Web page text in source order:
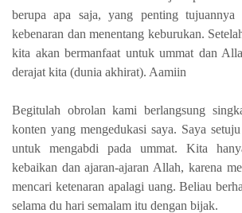
berupa apa saja, yang penting tujuannya
kebenaran dan menentang keburukan.
kita akan bermanfaat untuk ummat dan
derajat kita (dunia akhirat). Aamiin
Begitulah obrolan kami berlangsung
konten yang mengedukasi saya. Saya
untuk mengabdi pada ummat. Kita
kebaikan dan ajaran-ajaran Allah, karena
mencari ketenaran apalagi uang. Beliau
selama du hari semalam itu dengan bijak.